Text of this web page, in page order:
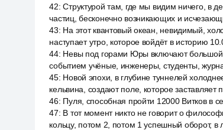
42:Структурой там, где мы видим ничего, в
частиц, бесконечно возникающих и
43: На этот квантовый океан, невидимый,
наступает утро, которое войдёт в историю
44: Невы под горами Юры включают
событием учёные, инженеры, студенты,
45: Новой эпохи, в глубине туннелей
кельвина, создают поле, которое
46: Пуля, способная пройти 12000 Витков в
47: В тот момент никто не говорит о
кольцу, потом 2, потом 1 успешный оборот,